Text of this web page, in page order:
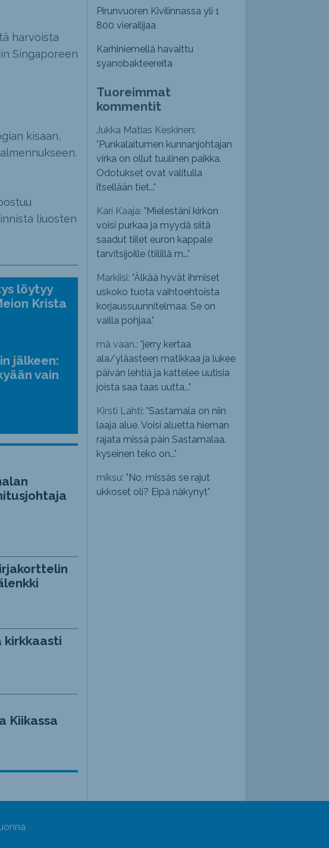
harvoista
Singaporeen
kisaan,
liuosten
löytyy
Krista
jälkeen:
vain
kirkkaasti
Kiikassa
Pirunvuoren Kivilinnassa yli 1
800 vierailijaa
Karhiniemellä havaittu
syanobakteereita
Tuoreimmat
kommentit
Jukka Matias Keskinen:
" Punkalaitumen kunnanjohtajan
virka on ollut tuulinen paikka.
Odotukset ovat valitulla
itsellään tiet..."
Kari Kaaja: " Mielestäni kirkon
voisi purkaa ja myydä siitä
saadut tiilet euron kappale
tarvitsijoille (tiilillä m..."
Markiisi: "Älkää hyvät ihmiset
uskoko tuota vaihtoehtoista
korjaussuunnitelmaa. Se on
vailla pohjaa."
mä vaan.: "jerry kertaa
ala/yläasteen matikkaa ja lukee
päivän lehtiä ja kattelee uutisia
joista saa taas uutta..."
Kirsti Lahti: "Sastamala on niin
laaja alue. Voisi aluetta hieman
rajata missä päin Sastamalaa.
kyseinen teko on..."
miksu: " No, missäs se rajut
ukkoset oli? Eipä näkynyt"